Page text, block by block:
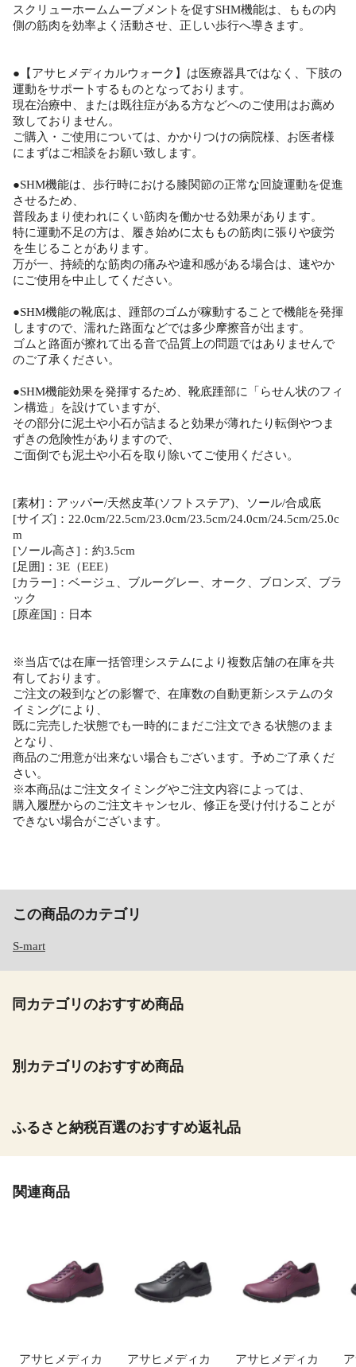
スクリューホームムーブメントを促すSHM機能は、ももの内
側の筋肉を効率よく活動させ、正しい歩行へ導きます。
●【アサヒメディカルウォーク】は医療器具ではなく、下肢の
運動をサポートするものとなっております。
現在治療中、または既往症がある方などへのご使用はお薦め
致しておりません。
ご購入・ご使用については、かかりつけの病院様、お医者様
にまずはご相談をお願い致します。
●SHM機能は、歩行時における膝関節の正常な回旋運動を促進
させるため、
普段あまり使われにくい筋肉を働かせる効果があります。
特に運動不足の方は、履き始めに太ももの筋肉に張りや疲労
を生じることがあります。
万が一、持続的な筋肉の痛みや違和感がある場合は、速やか
にご使用を中止してください。
●SHM機能の靴底は、踵部のゴムが稼動することで機能を発揮
しますので、濡れた路面などでは多少摩擦音が出ます。
ゴムと路面が擦れて出る音で品質上の問題ではありませんで
のご了承ください。
●SHM機能効果を発揮するため、靴底踵部に「らせん状のフィ
ン構造」を設けていますが、
その部分に泥土や小石が詰まると効果が薄れたり転倒やつま
ずきの危険性がありますので、
ご面倒でも泥土や小石を取り除いてご使用ください。
[素材]：アッパー/天然皮革(ソフトステア)、ソール/合成底
[サイズ]：22.0cm/22.5cm/23.0cm/23.5cm/24.0cm/24.5cm/25.0c
m
[ソール高さ]：約3.5cm
[足囲]：3E（EEE）
[カラー]：ベージュ、ブルーグレー、オーク、ブロンズ、ブラ
ック
[原産国]：日本
※当店では在庫一括管理システムにより複数店舗の在庫を共
有しております。
ご注文の殺到などの影響で、在庫数の自動更新システムのタ
イミングにより、
既に完売した状態でも一時的にまだご注文できる状態のまま
となり、
商品のご用意が出来ない場合もございます。予めご了承くだ
さい。
※本商品はご注文タイミングやご注文内容によっては、
購入履歴からのご注文キャンセル、修正を受け付けることが
できない場合がございます。
この商品のカテゴリ
S-mart
同カテゴリのおすすめ商品
別カテゴリのおすすめ商品
ふるさと納税百選のおすすめ返礼品
関連商品
アサヒメディカ
アサヒメディカ
アサヒメディカ